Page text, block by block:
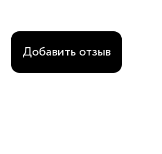
Добавить отзыв